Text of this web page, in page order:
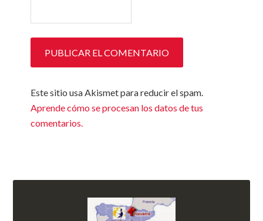
Este sitio usa Akismet para reducir el spam.
Aprende cómo se procesan los datos de tus
comentarios.